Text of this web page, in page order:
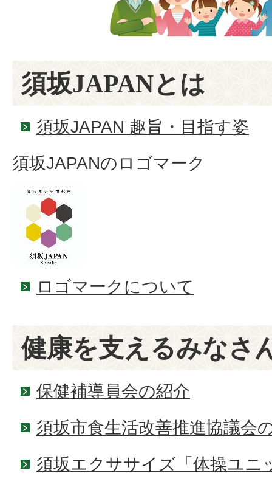
須坂JAPANとは
須坂JAPAN 趣旨・目指す姿
須坂JAPANのロゴマーク
ロゴマークについて
健康を支えるみなさ
保健補導員会の紹介
須坂市食生活改善推進協議会
須坂エクササイズ「体操ユニ